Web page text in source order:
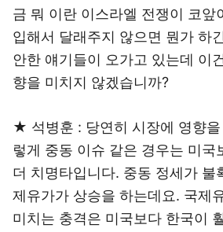
금 뭐 이란 이스라엘 전쟁이 코앞
입해서 달래주지 않으면 뭔가 하
안한 얘기들이 오가고 있는데 이
향을 미치지 않겠습니까?
★ 석병훈 : 당연히 시장에 영향을
렇게 중동 이슈 같은 경우는 미국
더 치명타입니다. 중동 정세가 불
제유가가 상승을 하는데요. 국제
미치는 충격은 미국보다 한국이